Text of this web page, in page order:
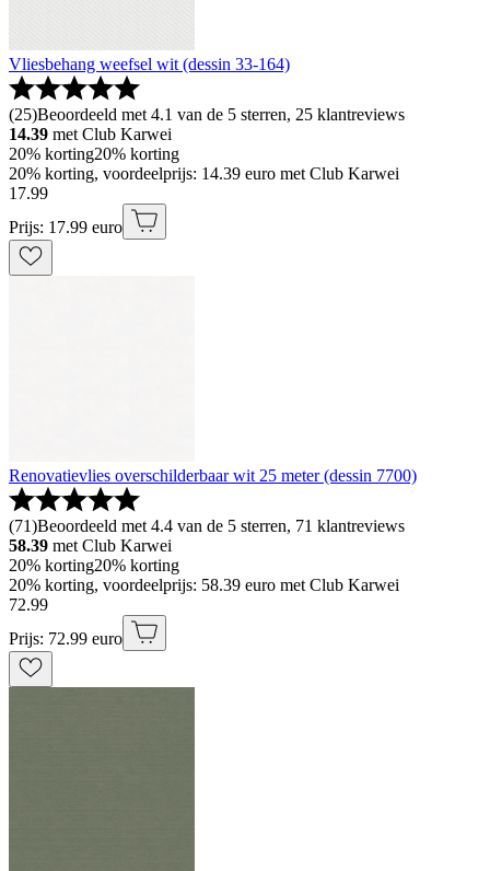
Vliesbehang weefsel wit (dessin 33-164)
(25)Beoordeeld met 4.1 van de 5 sterren, 25 klantreviews
14.39 met Club Karwei
20% korting20% korting
20% korting, voordeelprijs: 14.39 euro met Club Karwei
17.99
Prijs: 17.99 euro
Renovatievlies overschilderbaar wit 25 meter (dessin 7700)
(71)Beoordeeld met 4.4 van de 5 sterren, 71 klantreviews
58.39 met Club Karwei
20% korting20% korting
20% korting, voordeelprijs: 58.39 euro met Club Karwei
72.99
Prijs: 72.99 euro